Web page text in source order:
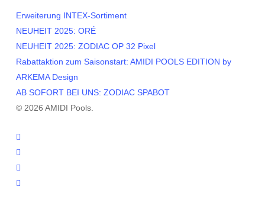
Erweiterung INTEX-Sortiment
NEUHEIT 2025: ORÉ
NEUHEIT 2025: ZODIAC OP 32 Pixel
Rabattaktion zum Saisonstart: AMIDI POOLS EDITION by
ARKEMA Design
AB SOFORT BEI UNS: ZODIAC SPABOT
© 2026 AMIDI Pools.
twitter
facebook
youtube
instagram